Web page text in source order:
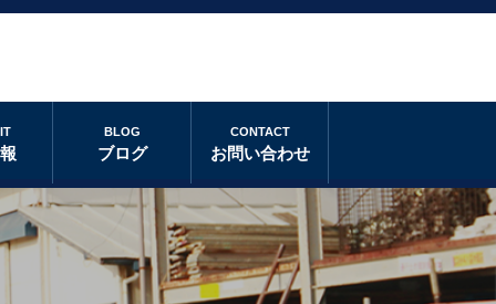
BLOG
ブログ
CONTACT
お問い合わせ